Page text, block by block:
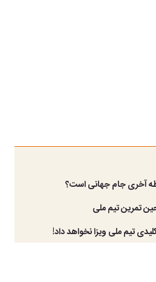
آخری جام جهانی است؟
تمرین تیم ملی
تیم ملی ویزا نخواهد داد!